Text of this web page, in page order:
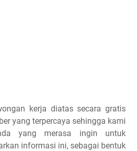
kerja diatas secara gratis
yang terpercaya sehingga kami
yang merasa ingin untuk
informasi ini, sebagai bentuk